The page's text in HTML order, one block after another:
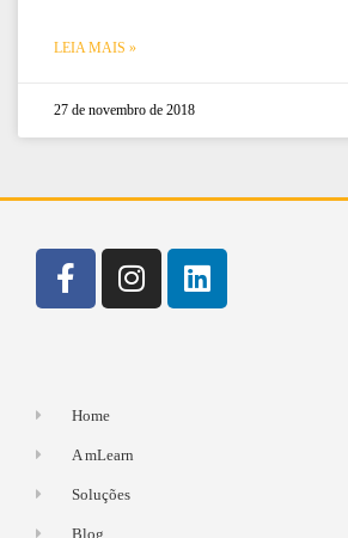
LEIA MAIS »
27 de novembro de 2018
Home
A mLearn
Soluções
Blog